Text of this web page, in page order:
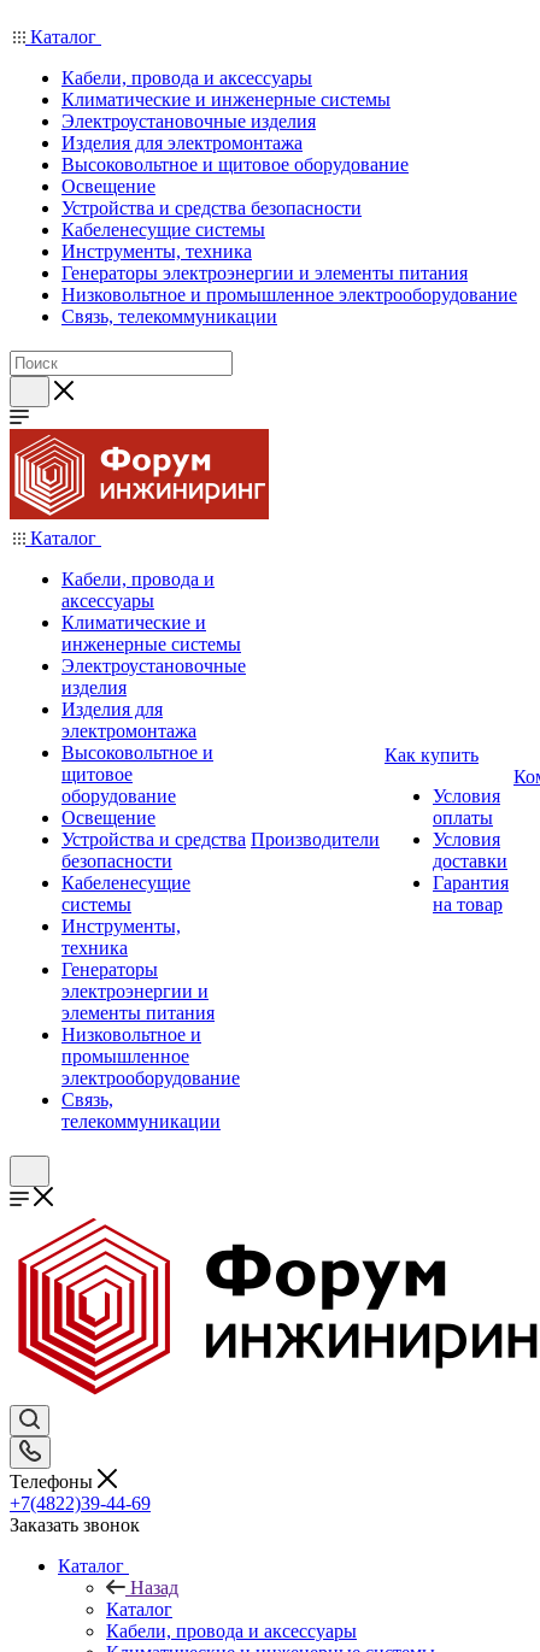
Каталог
Кабели, провода и аксессуары
Климатические и инженерные системы
Электроустановочные изделия
Изделия для электромонтажа
Высоковольтное и щитовое оборудование
Освещение
Устройства и средства безопасности
Кабеленесущие системы
Инструменты, техника
Генераторы электроэнергии и элементы питания
Низковольтное и промышленное электрооборудование
Связь, телекоммуникации
Каталог
Кабели, провода и
аксессуары
Климатические и
инженерные системы
Электроустановочные
изделия
Изделия для
электромонтажа
Высоковольтное и
щитовое
оборудование
Освещение
Устройства и средства
безопасности
Кабеленесущие
системы
Инструменты,
техника
Генераторы
электроэнергии и
элементы питания
Низковольтное и
промышленное
электрооборудование
Связь,
телекоммуникации
Производители
Как купить
Условия
оплаты
Условия
доставки
Гарантия
на товар
Телефоны
+7(4822)39-44-69
Заказать звонок
Каталог
Назад
Каталог
Кабели, провода и аксессуары